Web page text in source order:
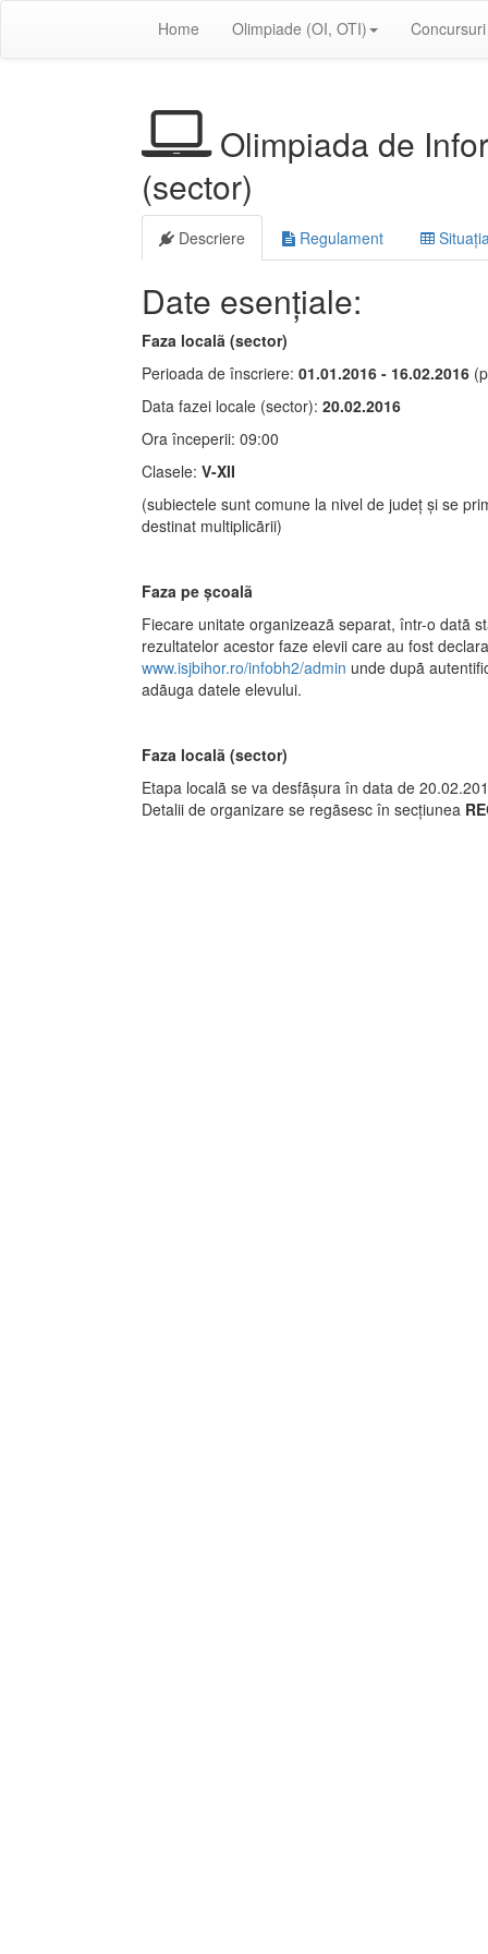
Home Olimpiade (OI, OTI) Concursuri
Olimpiada de
(sector)
Descriere Regulament
Date esențiale:
Faza localã (sector)
Perioada de înscriere: 01.01.2016 - 16.02.2016
Data fazei locale (sector): 20.02.2016
Ora începerii: 09:00
Clasele: V-XII
(subiectele sunt comune la nivel de județ și se
destinat multiplicãrii)
Faza pe școalã
Fiecare unitate organizeazã separat, într-o datã
rezultatelor acestor faze elevii care au fost
www.isjbihor.ro/infobh2/admin unde dupã
adãuga datele elevului.
Faza localã (sector)
Etapa localã se va desfãșura în data de
Detalii de organizare se regãsesc în secțiunea